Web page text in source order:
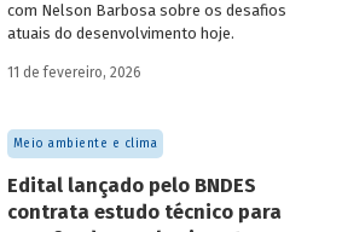
com Nelson Barbosa sobre os desafios
atuais do desenvolvimento hoje.
11 de fevereiro, 2026
Meio ambiente e clima
Edital lançado pelo BNDES
contrata estudo técnico para